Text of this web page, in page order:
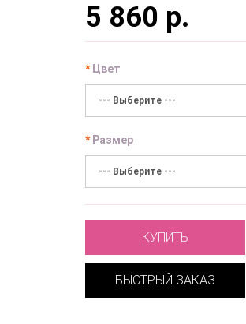
5 860 р.
Цвет
Размер
КУПИТЬ
БЫСТРЫЙ ЗАКАЗ